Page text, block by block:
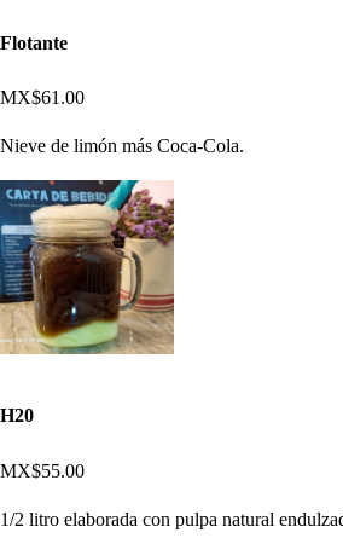
Flotante
MX$61.00
Nieve de limón más Coca-Cola.
H20
MX$55.00
1/2 litro elaborada con pulpa natural